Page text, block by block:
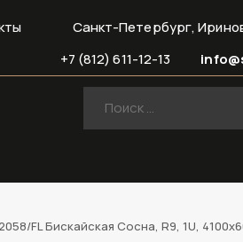
Санкт-Петербург,
+7 (812) 611-12-13
FL Бискайская Сосна, R9, 1U,